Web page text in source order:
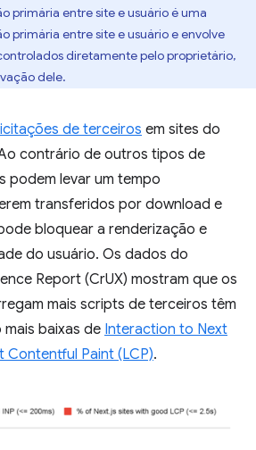
primária entre site e usuário é uma
primária entre site e usuário e envolve
diretamente pelo proprietário,
dele.
de terceiros em sites do
contrário de outros tipos de
podem levar um tempo
transferidos por download e
bloquear a renderização e
do usuário. Os dados do
Report (CrUX) mostram que os
mais scripts de terceiros têm
baixas de Interaction to Next
Contentful Paint (LCP).